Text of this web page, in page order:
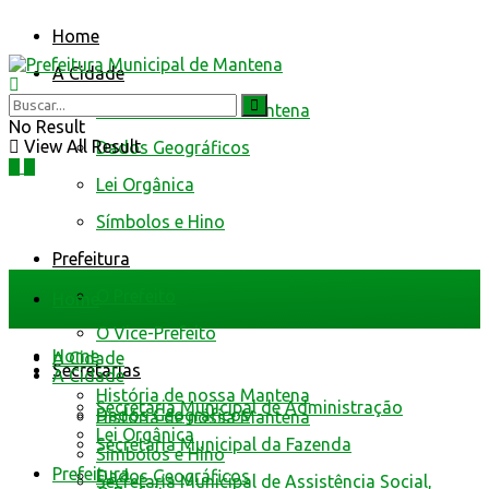
Home
A Cidade
História de nossa Mantena
Dados Geográficos
Lei Orgânica
Símbolos e Hino
Prefeitura
O Vice-Prefeito
Secretarias
Secretaria Municipal de Administração
Secretaria Municipal da Fazenda
Secretaria Municipal de Assistência Social,
No Result
View All Result
Home
A Cidade
História de nossa Mantena
Dados Geográficos
Home
A Cidade
História de nossa Mantena
Dados Geográficos
Lei Orgânica
Símbolos e Hino
Prefeitura